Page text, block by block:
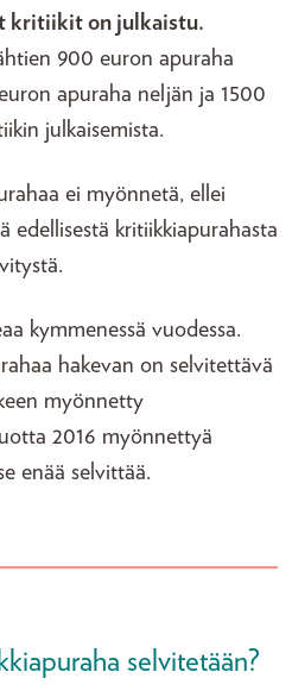
kritiikit on julkaistu.
900 euron apuraha
apuraha neljän ja 1500
julkaisemista.
ei myönnetä, ellei
edellisestä kritiikkiapurahasta
kymmenessä vuodessa.
hakevan on selvitettävä
myönnetty
2016 myönnettyä
enää selvittää.
selvitetään?